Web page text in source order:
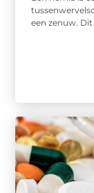
een zenuw. Dit